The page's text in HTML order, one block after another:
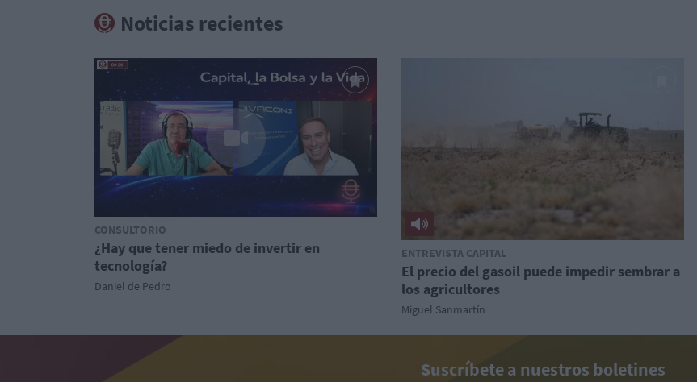
Noticias recientes
CONSULTORIO
¿Hay que tener miedo de invertir en
tecnología?
Daniel de Pedro
ENTREVISTA CAPITAL
El precio del gasoil puede impedir sembrar a
los agricultores
Miguel Sanmartín
Suscríbete a nuestros boletines